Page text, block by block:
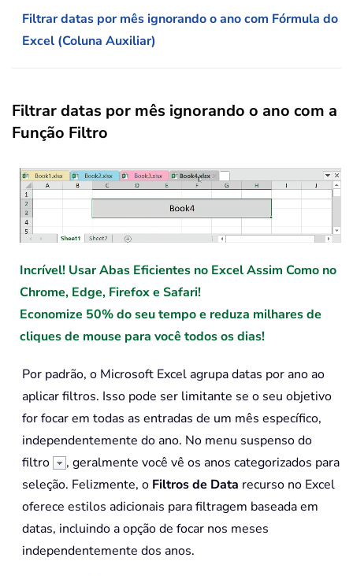
Filtrar datas por mês ignorando o ano com Fórmula do
Excel (Coluna Auxiliar)
Filtrar datas por mês ignorando o ano com a
Função Filtro
Incrível! Usar Abas Eficientes no Excel Assim Como no
Chrome, Edge, Firefox e Safari!
Economize 50% do seu tempo e reduza milhares de
cliques de mouse para você todos os dias!
Por padrão, o Microsoft Excel agrupa datas por ano ao
aplicar filtros. Isso pode ser limitante se o seu objetivo
for focar em todas as entradas de um mês específico,
independentemente do ano. No menu suspenso do
filtro
, geralmente você vê os anos categorizados para
seleção. Felizmente, o Filtros de Data recurso no Excel
oferece estilos adicionais para filtragem baseada em
datas, incluindo a opção de focar nos meses
independentemente dos anos.